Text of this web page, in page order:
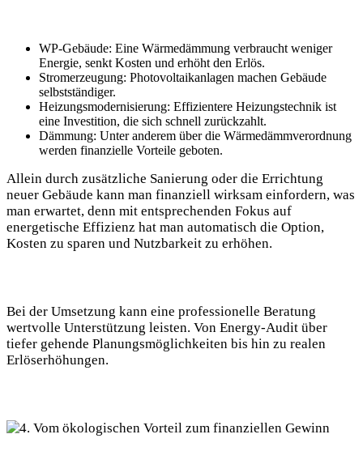
WP-Gebäude: Eine Wärmedämmung verbraucht weniger
Energie, senkt Kosten und erhöht den Erlös.
Stromerzeugung: Photovoltaikanlagen machen Gebäude
selbstständiger.
Heizungsmodernisierung: Effizientere Heizungstechnik ist
eine Investition, die sich schnell zurückzahlt.
Dämmung: Unter anderem über die Wärmedämmverordnung
werden finanzielle Vorteile geboten.
Allein durch zusätzliche Sanierung oder die Errichtung
neuer Gebäude kann man finanziell wirksam einfordern, was
man erwartet, denn mit entsprechenden Fokus auf
energetische Effizienz hat man automatisch die Option,
Kosten zu sparen und Nutzbarkeit zu erhöhen.
Bei der Umsetzung kann eine professionelle Beratung
wertvolle Unterstützung leisten. Von Energy-Audit über
tiefer gehende Planungsmöglichkeiten bis hin zu realen
Erlöserhöhungen.